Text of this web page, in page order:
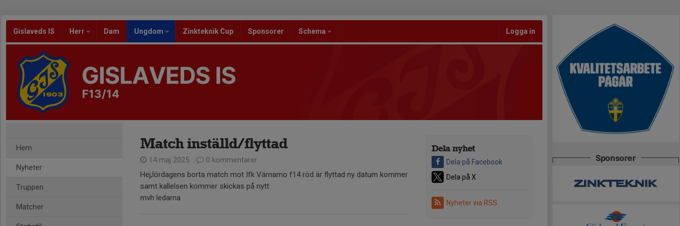
Gislaveds IS Herr Dam Ungdom Zinkteknik Cup Sponsorer Schema Logga in
GISLAVEDS IS
F13/14
Hem
Nyheter
Truppen
Matcher
Dela nyhet
Dela på Facebook
Dela på X
Nyheter via RSS
Match inställd/flyttad
14 maj 2025
0 kommentarer
Hej,lördagens borta match mot Ifk Värnamo f14 röd är flyttad ny datum kommer
samt kallelsen kommer skickas på nytt .
mvh ledarna
Sponsorer